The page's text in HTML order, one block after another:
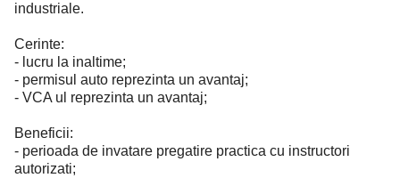
industriale.
Cerinte:
- lucru la inaltime;
- permisul auto reprezinta un avantaj;
- VCA ul reprezinta un avantaj;
Beneficii:
- perioada de invatare pregatire practica cu instructori
autorizati;